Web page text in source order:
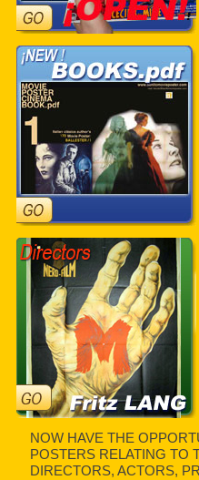
NOW HAVE THE
POSTERS RELATING TO
DIRECTORS, ACTORS,